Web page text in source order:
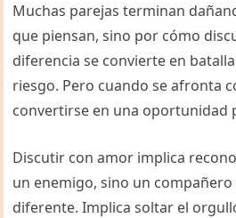
Muchas parejas terminan
que piensan, sino por cómo
diferencia se convierte en
riesgo. Pero cuando se afronta
convertirse en una oportunidad
Discutir con amor implica
un enemigo, sino un
diferente. Implica soltar el